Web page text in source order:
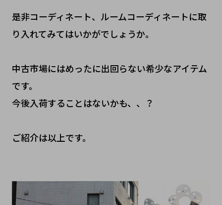
是非コーディネート、ルームコーディネートに取
り入れてみてはいかがでしょうか。
中古市場にはめったに出回らない希少なアイテム
です。
今後入荷することはないかも、、？
ご紹介は以上です。